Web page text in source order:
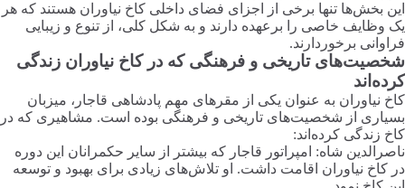
این بخش‌ها تنها برخی از اجزای فضای داخلی کاخ نیاوران هستند که هر
یک وظایف خاصی را برعهده دارند و به شکل کلی، از تنوع و زیبایی
فراوانی برخوردارند.
شخصیت‌های تاریخی و فرهنگی که در کاخ نیاوران زندگی
کرده‌اند
کاخ نیاوران به عنوان یکی از مقرهای مهم پادشاهی قاجار، میزبان
بسیاری از شخصیت‌های تاریخی و فرهنگی بوده است. مشاهیری که در
کاخ زندگی کرده‌اند:
ناصرالدین شاه: امپراتور قاجار که بیشتر از سایر حکمرانان این دوره
در کاخ نیاوران اقامت داشت. او تلاش‌های زیادی برای بهبود و توسعه